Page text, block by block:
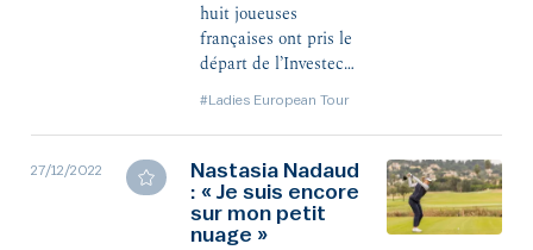
huit joueuses
françaises ont pris le
départ de l’Investec
mercredi. Au terme
du premier tour, elles
sont deux à figurer
dans le top 10, dont
Nastasia Nadaud, 3e
#Ladies European Tour
27/12/2022
Nastasia Nadaud
: « Je suis encore
sur mon petit
nuage »